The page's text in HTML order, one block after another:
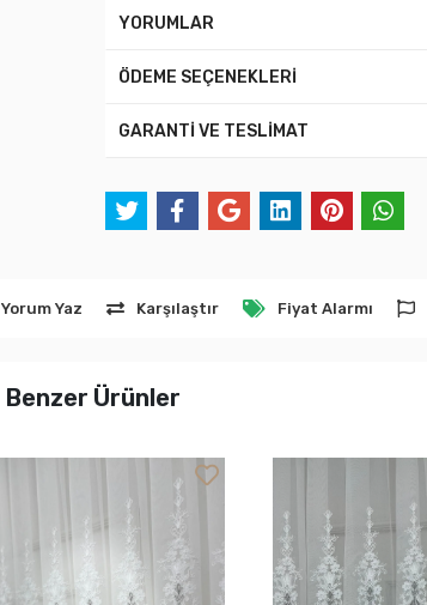
YORUMLAR
ÖDEME SEÇENEKLERİ
GARANTİ VE TESLİMAT
Yorum Yaz Karşılaştır Fiyat Alarmı
Benzer Ürünler